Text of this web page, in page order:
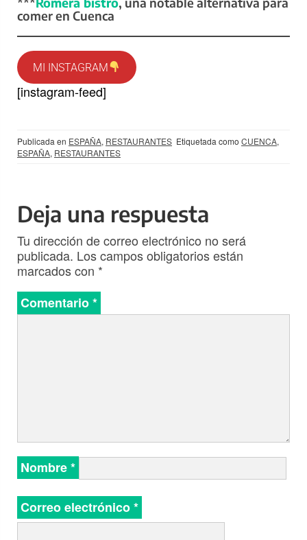
comer en Cuenca
MI INSTAGRAM
[instagram-feed]
Publicada en ESPAÑA, RESTAURANTES Etiquetada como CUENCA,
ESPAÑA, RESTAURANTES
Deja una respuesta
Tu dirección de correo electrónico no será
publicada. Los campos obligatorios están
marcados con *
Comentario*
Nombre*
Correo electrónico*